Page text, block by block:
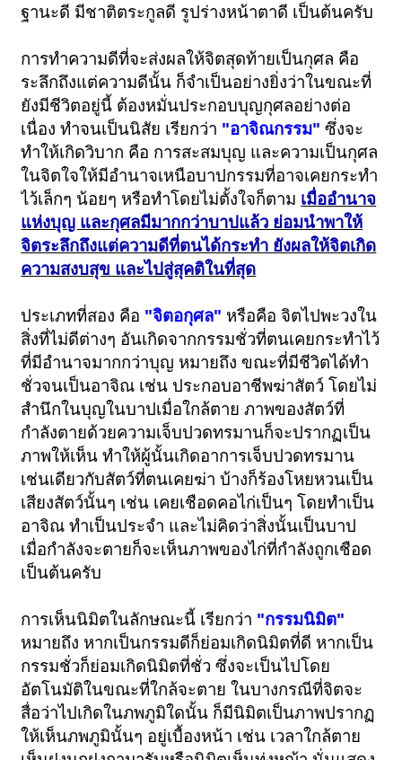
ฐานะดี มีชาติตระกูลดี รูปร่างหน้าตาดี เป็นต้นครับ
การทำความดีที่จะส่งผลให้จิตสุดท้ายเป็นกุศล คือ
ระลึกถึงแต่ความดีนั้น ก็จำเป็นอย่างยิ่งว่าในขณะที่
ยังมีชีวิตอยู่นี้ ต้องหมั่นประกอบบุญกุศลอย่างต่อ
เนื่อง ทำจนเป็นนิสัย เรียกว่า "อาจิณกรรม" ซึ่งจะ
ทำให้เกิดวิบาก คือ การสะสมบุญ และความเป็นกุศล
ในจิตใจให้มีอำนาจเหนือบาปกรรมที่อาจเคยกระทำ
ไว้เล็กๆ น้อยๆ หรือทำโดยไม่ตั้งใจก็ตาม เมื่ออำนาจ
แห่งบุญ และกุศลมีมากกว่าบาปแล้ว ย่อมนำพาให้
จิตระลึกถึงแต่ความดีที่ตนได้กระทำ ยังผลให้จิตเกิด
ความสงบสุข และไปสู่สุคติในที่สุด
ประเภทที่สอง คือ "จิตอกุศล" หรือคือ จิตไปพะวงใน
สิ่งที่ไม่ดีต่างๆ อันเกิดจากกรรมชั่วที่ตนเคยกระทำไว้
ที่มีอำนาจมากกว่าบุญ หมายถึง ขณะที่มีชีวิตได้ทำ
ชั่วจนเป็นอาจิณ เช่น ประกอบอาชีพฆ่าสัตว์ โดยไม่
สำนึกในบุญในบาปเมื่อใกล้ตาย ภาพของสัตว์ที่
กำลังตายด้วยความเจ็บปวดทรมานก็จะปรากฏเป็น
ภาพให้เห็น ทำให้ผู้นั้นเกิดอาการเจ็บปวดทรมาน
เช่นเดียวกับสัตว์ที่ตนเคยฆ่า บ้างก็ร้องโหยหวนเป็น
เสียงสัตว์นั้นๆ เช่น เคยเชือดคอไก่เป็นๆ โดยทำเป็น
อาจิณ ทำเป็นประจำ และไม่คิดว่าสิ่งนั้นเป็นบาป
เมื่อกำลังจะตายก็จะเห็นภาพของไก่ที่กำลังถูกเชือด
เป็นต้นครับ
การเห็นนิมิตในลักษณะนี้ เรียกว่า "กรรมนิมิต"
หมายถึง หากเป็นกรรมดีก็ย่อมเกิดนิมิตที่ดี หากเป็น
กรรมชั่วก็ย่อมเกิดนิมิตที่ชั่ว ซึ่งจะเป็นไปโดย
อัตโนมัติในขณะที่ใกล้จะตาย ในบางกรณีที่จิตจะ
สื่อว่าไปเกิดในภพภูมิใดนั้น ก็มีนิมิตเป็นภาพปรากฏ
ให้เห็นภพภูมินั้นๆ อยู่เบื้องหน้า เช่น เวลาใกล้ตาย